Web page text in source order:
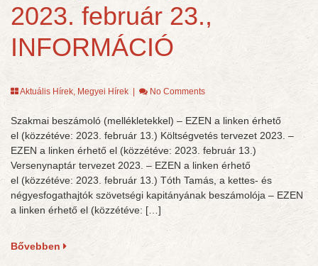
2023. február 23.,
INFORMÁCIÓ
Aktuális Hírek, Megyei Hírek No Comments
Szakmai beszámoló (mellékletekkel) – EZEN a linken érhető
el (közzétéve: 2023. február 13.) Költségvetés tervezet 2023. –
EZEN a linken érhető el (közzétéve: 2023. február 13.)
Versenynaptár tervezet 2023. – EZEN a linken érhető
el (közzétéve: 2023. február 13.) Tóth Tamás, a kettes- és
négyesfogathajtók szövetségi kapitányának beszámolója – EZEN
a linken érhető el (közzétéve: […]
Bővebben